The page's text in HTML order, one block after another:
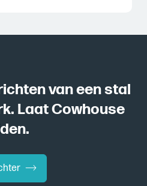
van een stal
Laat Cowhouse